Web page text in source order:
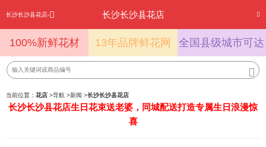
长沙长沙县花店- 长沙长沙县花店
100%新鲜花材 13年品牌鲜花网 全国县级城市可达
当前位置： 花店 >导航 >新闻 >长沙长沙县花店
长沙长沙县花店生日花束送老婆，同城配送打造专属生日浪漫惊
喜